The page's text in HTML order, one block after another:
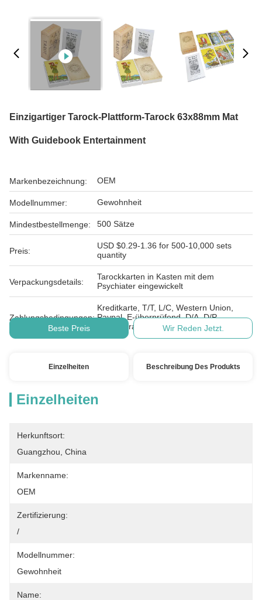
Einzigartiger Tarock-Plattform-Tarock 63x88mm Mat
With Guidebook Entertainment
Markenbezeichnung: OEM
Modellnummer: Gewohnheit
Mindestbestellmenge: 500 Sätze
Preis:
USD $0.29-1.36 for 500-10,000 sets
quantity
Verpackungsdetails:
Tarockkarten in Kasten mit dem
Psychiater eingewickelt
Zahlungsbedingungen:
Kreditkarte, T/T, L/C, Western Union,
Paypal, E-überprüfend, D/A, D/P,
MoneyGram
Beste Preis Wir Reden Jetzt.
Einzelheiten Beschreibung Des Produkts
Einzelheiten
Herkunftsort:
Guangzhou, China
Markenname:
OEM
Zertifizierung:
/
Modellnummer:
Gewohnheit
Name: